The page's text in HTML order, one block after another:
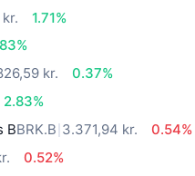
1.71%
kr.
0.37%
2.83%
BBRK.B 3.371,94 kr.
0.54%
0.52%